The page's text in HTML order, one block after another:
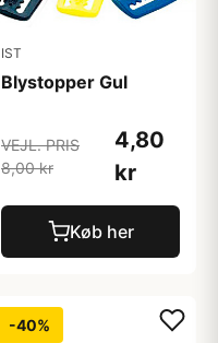
IST
Blystopper Gul
VEJL. PRIS
8,00 kr
4,80
kr
Køb her
-40%